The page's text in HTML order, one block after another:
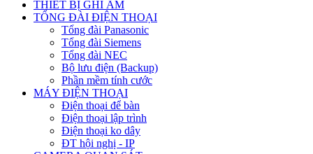
THIẾT BỊ GHI ÂM
TỔNG ĐÀI ĐIỆN THOẠI
Tổng đài Panasonic
Tổng đài Siemens
Tổng đài NEC
Bộ lưu điện (Backup)
Phần mềm tính cước
MÁY ĐIỆN THOẠI
Điện thoại để bàn
Điện thoại lập trình
Điện thoại ko dây
ĐT hội nghị - IP